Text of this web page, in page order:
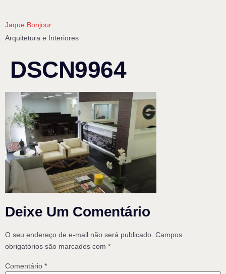
Jaque Bonjour
Arquitetura e Interiores
DSCN9964
Deixe Um Comentário
O seu endereço de e-mail não será publicado. Campos
obrigatórios são marcados com *
Comentário *